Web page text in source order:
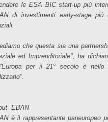
le ESA BIC start-up più
di investimenti early-stage
che questa sia una
ed Imprenditoriale", ha
per il 21° secolo è
EBAN
è il rappresentante paneuropeo